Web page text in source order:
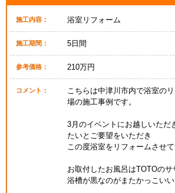
施工内容： 浴室リフォーム
施工期間： 5日間
参考価格： 210万円
コメント：
こちらは中津川市内で浴室の
場の施工事例です。
3月のイベントにお越しいただ
たいとご要望をいただき
この度浴室をリフォームさせて
お取付したお風呂はTOTOのサ
浴槽が黒なのがまたかっこい